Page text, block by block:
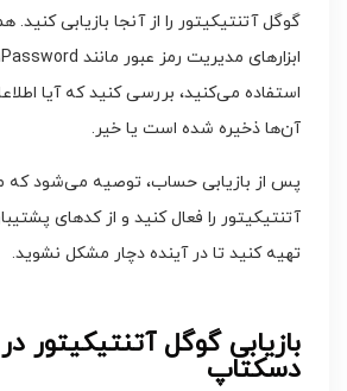
گوگل آتنتیکیتور را از آنجا بازیابی کنید.
استفاده می‌کنید، بررسی کنید که آیا
آن‌ها ذخیره شده است یا خیر.
پس از بازیابی حساب، توصیه می‌شود که
آتنتیکیتور را فعال کنید و از کدهای
تهیه کنید تا در آینده دچار مشکل نشوید.
بازیابی گوگل آتنتیکیتور
دسکتاپ